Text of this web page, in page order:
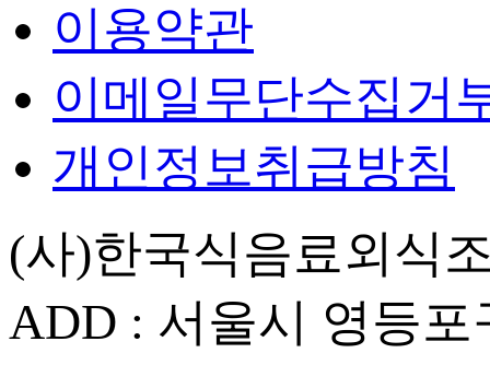
이용약관
이메일무단수집거
개인정보취급방침
(사)한국식음료외식
ADD : 서울시 영등포